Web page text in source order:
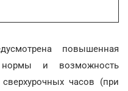
повышенная
и возможность
часов (при